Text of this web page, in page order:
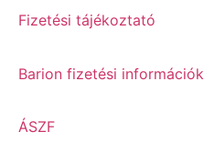
Fizetési tájékoztató
Barion fizetési információk
ÁSZF